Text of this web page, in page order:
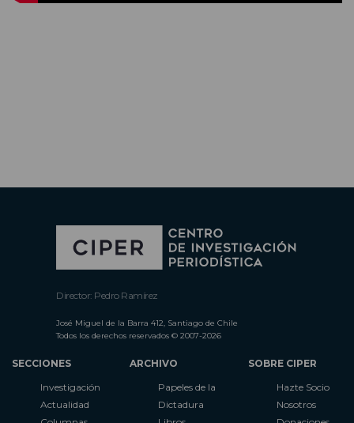
Director: Pedro Ramírez
José Miguel de la Barra 412, Santiago de Chile
Todos los derechos reservados © 2007-2026
SECCIONES
Investigación
Actualidad
ARCHIVO
Papeles de la
Dictadura
SOBRE CIPER
Hazte Socio
Nosotros